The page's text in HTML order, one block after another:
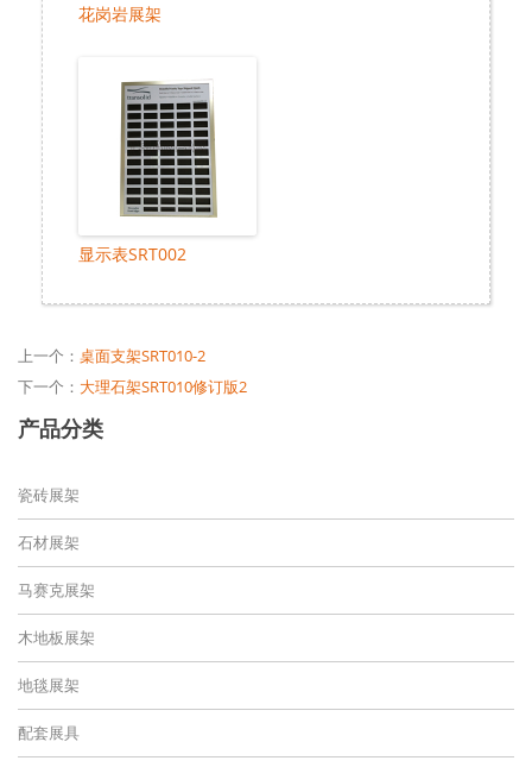
花岗岩展架
显示表SRT002
上一个： 桌面支架SRT010-2
下一个： 大理石架SRT010修订版2
产品分类
瓷砖展架
石材展架
马赛克展架
木地板展架
地毯展架
配套展具